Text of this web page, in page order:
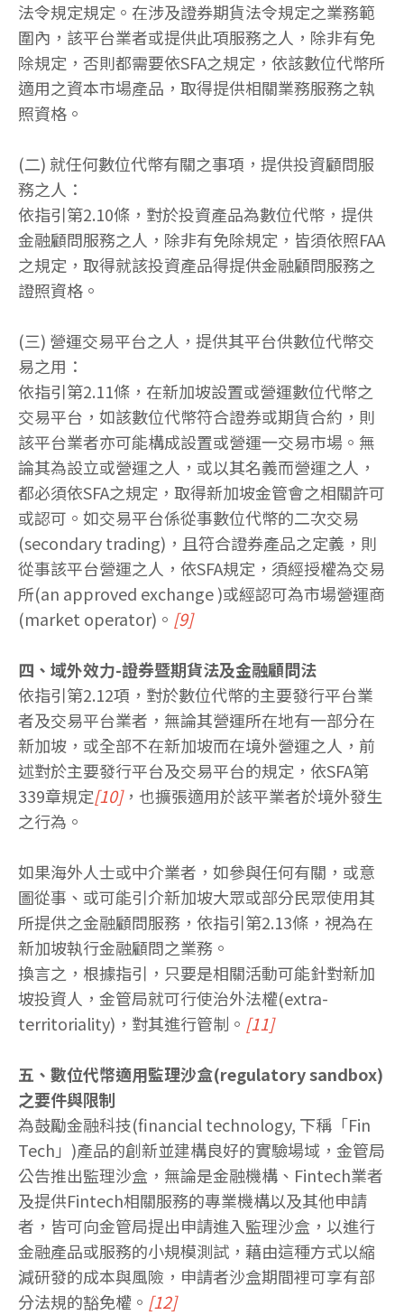
法令規定規定。在涉及證券期貨法令規定之業務範
圍內，該平台業者或提供此項服務之人，除非有免
除規定，否則都需要依SFA之規定，依該數位代幣所
適用之資本市場產品，取得提供相關業務服務之執
照資格。
(二) 就任何數位代幣有關之事項，提供投資顧問服
務之人：
依指引第2.10條，對於投資產品為數位代幣，提供
金融顧問服務之人，除非有免除規定，皆須依照FAA
之規定，取得就該投資產品得提供金融顧問服務之
證照資格。
(三) 營運交易平台之人，提供其平台供數位代幣交
易之用：
依指引第2.11條，在新加坡設置或營運數位代幣之
交易平台，如該數位代幣符合證券或期貨合約，則
該平台業者亦可能構成設置或營運一交易市場。無
論其為設立或營運之人，或以其名義而營運之人，
都必須依SFA之規定，取得新加坡金管會之相關許可
或認可。如交易平台係從事數位代幣的二次交易
(secondary trading)，且符合證券產品之定義，則
從事該平台營運之人，依SFA規定，須經授權為交易
所(an approved exchange )或經認可為市場營運商
(market operator)。 [9]
四、域外效力-證券暨期貨法及金融顧問法
依指引第2.12項，對於數位代幣的主要發行平台業
者及交易平台業者，無論其營運所在地有一部分在
新加坡，或全部不在新加坡而在境外營運之人，前
述對於主要發行平台及交易平台的規定，依SFA第
339章規定[10]，也擴張適用於該平業者於境外發生
之行為。
如果海外人士或中介業者，如參與任何有關，或意
圖從事、或可能引介新加坡大眾或部分民眾使用其
所提供之金融顧問服務，依指引第2.13條，視為在
新加坡執行金融顧問之業務。
換言之，根據指引，只要是相關活動可能針對新加
坡投資人，金管局就可行使治外法權(extra-
territoriality)，對其進行管制。 [11]
五、數位代幣適用監理沙盒(regulatory sandbox)
之要件與限制
為鼓勵金融科技(financial technology, 下稱「Fin
Tech」)產品的創新並建構良好的實驗場域，金管局
公告推出監理沙盒，無論是金融機構、Fintech業者
及提供Fintech相關服務的專業機構以及其他申請
者，皆可向金管局提出申請進入監理沙盒，以進行
金融產品或服務的小規模測試，藉由這種方式以縮
減研發的成本與風險，申請者沙盒期間裡可享有部
分法規的豁免權。 [12]